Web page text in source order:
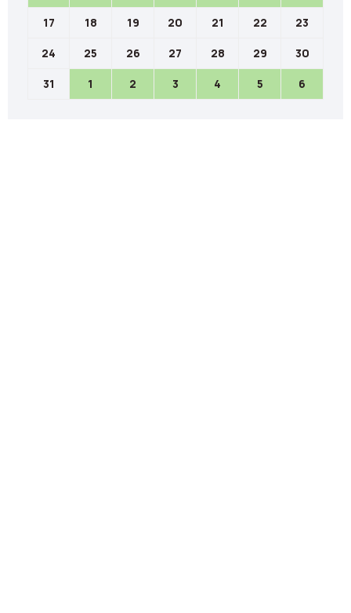
17 18 19 20 21 22 23
24 25 26 27 28 29 30
31 1 2 3 4 5 6